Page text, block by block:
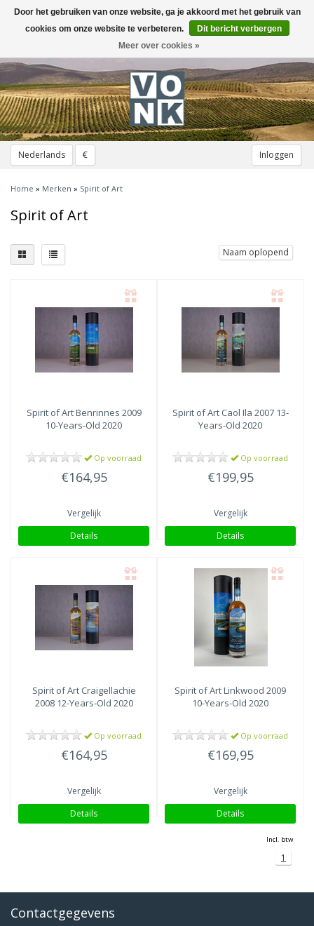
Nederlands € Inloggen
Toggle
navigation
Home » Merken » Spirit of Art
Spirit of Art
Naam oplopend
Spirit of ArtBenrinnes 2009
10-Years-Old 2020
Op voorraad
€164,95
Vergelijk
Details
Spirit of ArtCaol Ila 2007 13-
Years-Old 2020
Op voorraad
€199,95
Vergelijk
Details
Spirit of ArtCraigellachie
2008 12-Years-Old 2020
Op voorraad
€164,95
Vergelijk
Details
Spirit of ArtLinkwood 2009
10-Years-Old 2020
Op voorraad
€169,95
Vergelijk
Details
Incl. btw
1
Contactgegevens
Door het gebruiken van onze website, ga je akkoord met het gebruik van
cookies om onze website te verbeteren.
Dit bericht verbergen
Meer over cookies »